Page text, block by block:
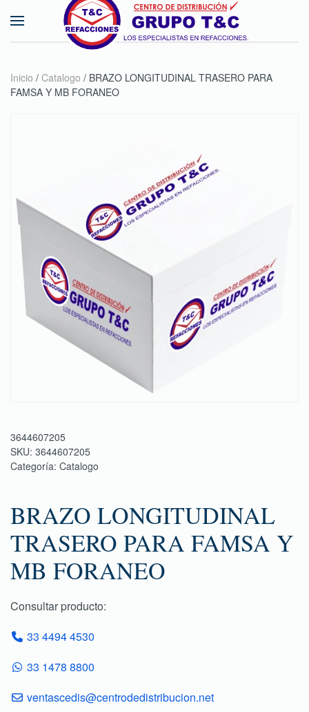
Skip to main content
Inicio / Catalogo / BRAZO LONGITUDINAL TRASERO PARA
FAMSA Y MB FORANEO
3644607205
SKU: 3644607205
Categoría: Catalogo
BRAZO LONGITUDINAL
TRASERO PARA FAMSA Y
MB FORANEO
Consultar producto:
33 4494 4530
33 1478 8800
ventascedis@centrodedistribucion.net